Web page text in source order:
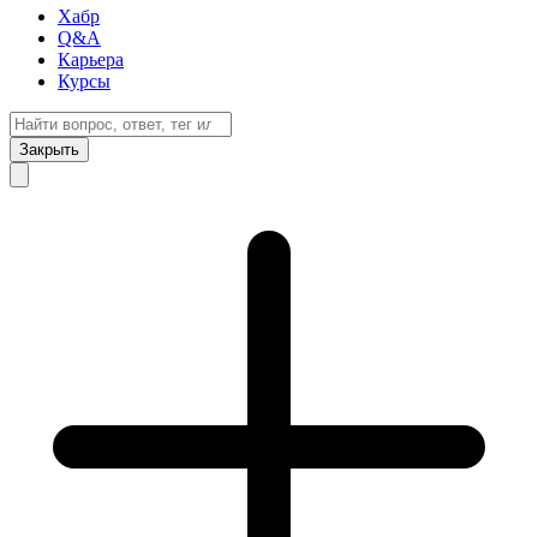
Хабр
Q&A
Карьера
Курсы
Закрыть